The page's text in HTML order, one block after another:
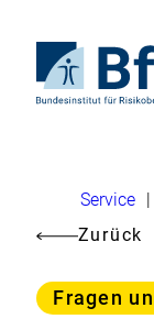
Seiteninhalt
springenStartseite
von
Risikobewertung
m
e
Service
Zurück
Kategorie
Fragen